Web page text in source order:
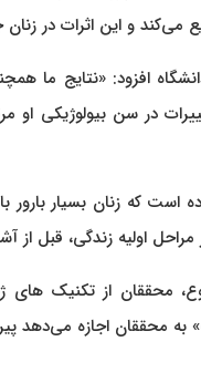
می‌کند و این اثرات در
افزود: «نتایج ما
است که زنان بسیار
مراحل اولیه زندگی، قبل
محققان از تکنیک های
محققان اجازه می‌دهد